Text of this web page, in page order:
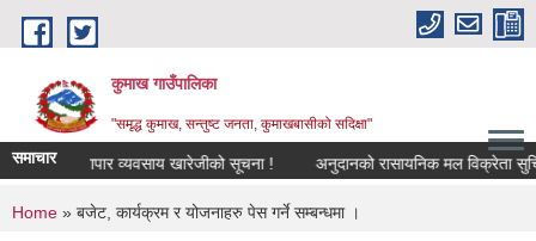
Skip to main content
कुमाख गाउँपालिका
"समृद्ध कुमाख, सन्तुष्ट जनता, कुमाखबासीको सदिक्षा"
समाचार
उद्योग व्यापार व्यवसाय खारेजीको सूचना ! अनुदानको रासायनिक मल विक्रेता
You are here
Home » बजेट, कार्यक्रम र योजनाहरु पेस गर्ने सम्बन्धमा ।